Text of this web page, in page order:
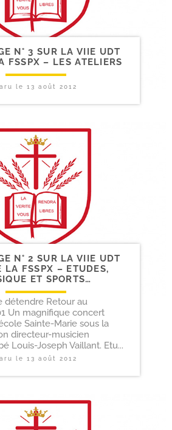
N° 3 SUR LA VIIE UDT
FSSPX – LES ATELIERS
le 13 août 2012
N° 2 SUR LA VIIE UDT
LA FSSPX – ETUDES,
ET SPORTS…
détendre Retour au
Un magnifique concert
Sainte-Marie sous la
directeur-musicien
Louis-Joseph Vaillant. Etu...
le 13 août 2012